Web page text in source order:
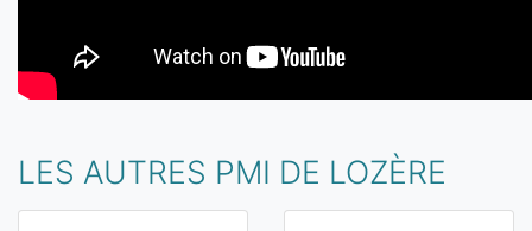
LES AUTRES PMI DE LOZÈRE